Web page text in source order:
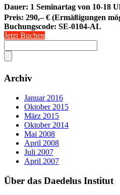
Dauer: 1 Seminartag von 10-18
Preis: 290,– € (Ermäßigungen
Buchungscode: SE-0104-AL
Jetzt Buchen
Archiv
Januar 2016
Oktober 2015
März 2015
Oktober 2014
Mai 2008
April 2008
Juli 2007
April 2007
Über das Daedelus Institut